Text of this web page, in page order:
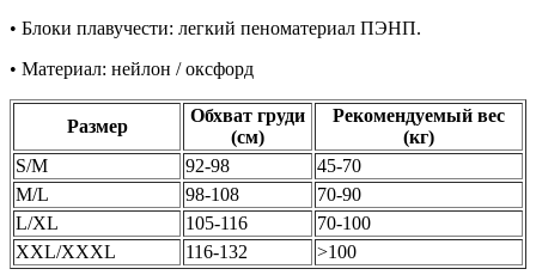
• Блоки плавучести: легкий пеноматериал ПЭНП.
• Материал: нейлон / оксфорд
Размер
Обхват груди
(см)
Рекомендуемый вес
(кг)
S/M
92-98
45-70
M/L
98-108
70-90
L/XL
105-116
70-100
XXL/XXXL
116-132 >100